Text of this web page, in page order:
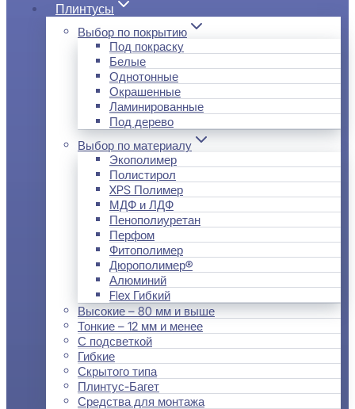
Плинтусы
Выбор по покрытию
Под покраску
Белые
Однотонные
Окрашенные
Ламинированные
Под дерево
Выбор по материалу
Экополимер
Полистирол
XPS Полимер
МДФ и ЛДФ
Пенополиуретан
Перфом
Фитополимер
Дюрополимер®
Алюминий
Flex Гибкий
Высокие – 80 мм и выше
Тонкие – 12 мм и менее
С подсветкой
Гибкие
Скрытого типа
Плинтус-Багет
Средства для монтажа